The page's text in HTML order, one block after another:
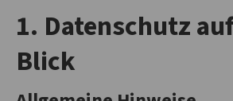
1. Datenschutz
Blick